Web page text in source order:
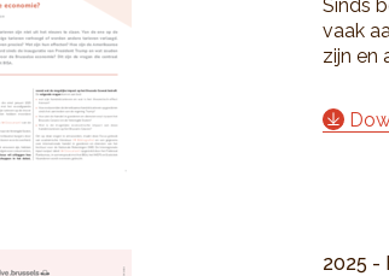
Sinds
vaak
zijn en
2025 -